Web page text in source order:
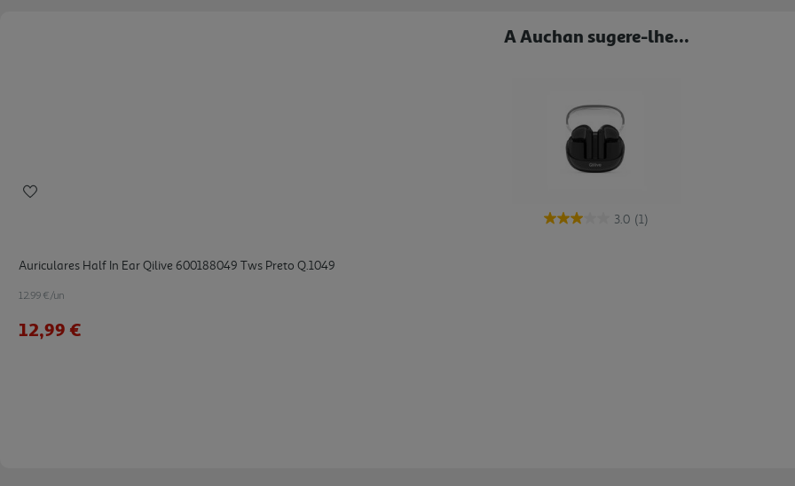
A Auchan sugere-lhe...
3.0 (1)
Auriculares Half In Ear Qilive 600188049 Tws Preto Q.1049
12.99 €/un
12,99 €